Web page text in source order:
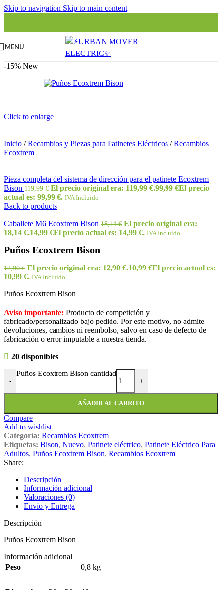
Skip to navigation Skip to main content
MENU
-15% New
Click to enlarge
Inicio / Recambios y Piezas para Patinetes Eléctricos / Recambios
Ecoxtrem
Pieza completa del sistema de dirección para el patinete Ecoxtrem
Bison 119,99€ El precio original era: 119,99 €.99,99 €El precio
actual es: 99,99 €. IVA Incluido
Back to products
Caballete M6 Ecoxtrem Bison 18,14€ El precio original era:
18,14 €.14,99 €El precio actual es: 14,99 €. IVA Incluido
Puños Ecoxtrem Bison
12,90€ El precio original era: 12,90 €.10,99 €El precio actual es:
10,99 €. IVA Incluido
Puños Ecoxtrem Bison
Aviso importante: Producto de competición y
fabricado/personalizado bajo pedido. Por este motivo, no admite
devoluciones, cambios ni reembolso, salvo en caso de defecto de
fabricación o error imputable a nuestra tienda.
20 disponibles
-
Puños Ecoxtrem Bison cantidad
+
AÑADIR AL CARRITO
Compare
Add to wishlist
Categoría: Recambios Ecoxtrem
Etiquetas: Bison, Nuevo, Patinete eléctrico, Patinete Eléctrico Para
Adultos, Puños Ecoxtrem Bison, Recambios Ecoxtrem
Share:
Descripción
Información adicional
Valoraciones (0)
Envío y Entrega
Descripción
Puños Ecoxtrem Bison
Información adicional
Peso
0,8 kg